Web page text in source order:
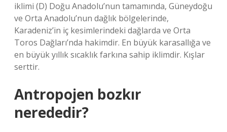
iklimi (D) Doğu Anadolu’nun tamamında, Güneydoğu
ve Orta Anadolu’nun dağlık bölgelerinde,
Karadeniz’in iç kesimlerindeki dağlarda ve Orta
Toros Dağları’nda hakimdir. En büyük karasallığa ve
en büyük yıllık sıcaklık farkına sahip iklimdir. Kışlar
serttir.
Antropojen bozkır
nerededir?